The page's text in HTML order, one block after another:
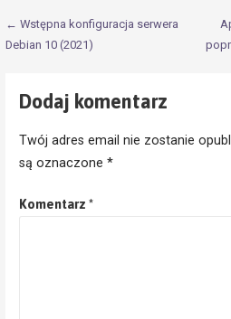
Nawigacja
← Wstępna konfiguracja serwera
Debian 10 (2021)
Dodaj komentarz
Twój adres email nie zostanie
są oznaczone *
Komentarz *